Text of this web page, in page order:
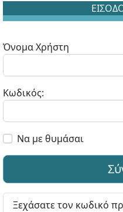
Όνομα Χρήστη
Κωδικός:
Να με θυμάσαι
Ξεχάσατε τον κωδικό